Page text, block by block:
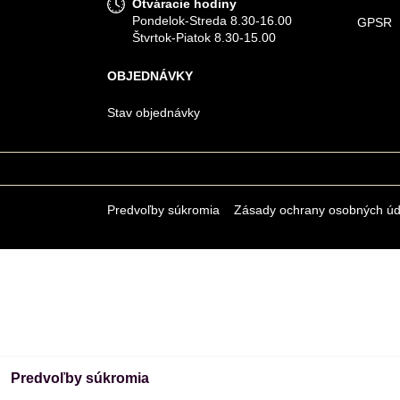
Otváracie hodiny
Pondelok-Streda 8.30-16.00
Štvrtok-Piatok 8.30-15.00
OBJEDNÁVKY
Stav objednávky
GPSR
Predvoľby súkromia Zásady ochrany osobných
Predvoľby súkromia